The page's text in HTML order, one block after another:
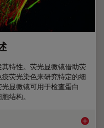
特性。荧光显微镜借助荧
荧光染色来研究特定的细
显微镜可用于检查蛋白
结构。
荧光染